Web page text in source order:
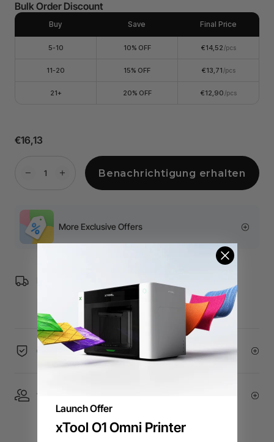
Bulk Order Discount
Buy Save Final Price
5-10 10% OFF €14,52 /pcs
11-20 15% OFF €13,71 /pcs
21+ 20% OFF €12,90 /pcs
€16,13
Benachrichtigung erhalten
More Exclusive Offers
Free Shipping over €99 for EU orders.
60-Day Price Guarantee
1 On 1 Expert Service | Email Support
Launch Offer
xTool O1 Omni Printer